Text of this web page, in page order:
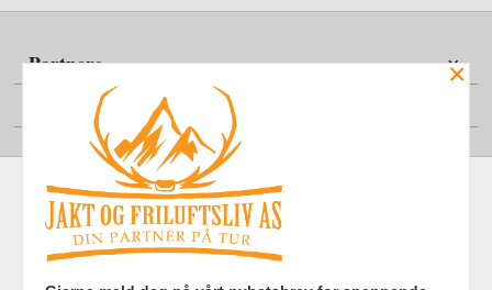
Partnere
Din konto
Frakt Kjøpsbetingelser Sikkerhet og personvern
×